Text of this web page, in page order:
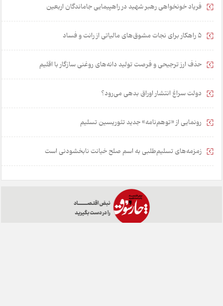
فریاد خونخواهی رهبر شهید در راهپیمایی جاماندگان اربعین
۵ راهکار برای نجات مشوق‌های مالیاتی از رانت و فساد
حذف ارز ترجیحی و فرصت تولید دانه‌های روغنی سازگار با اقلیم
دولت سراغ انتشار اوراق بدهی می‌رود؟
رونمایی از «توهم‌نامه» جدید تئور‌یسین تسلیم
زمزمه‌های تسلیم‌طلبی به اسم صلح خیانت نابخشودنی است